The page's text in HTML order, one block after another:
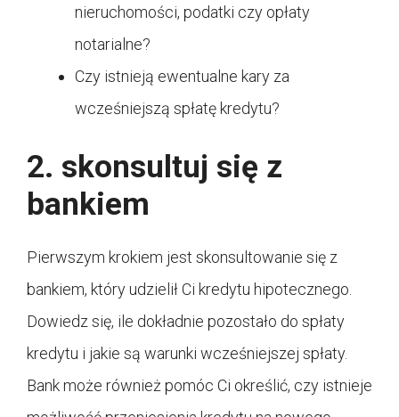
nieruchomości, podatki czy opłaty
notarialne?
Czy istnieją ewentualne kary za
wcześniejszą spłatę kredytu?
2. skonsultuj się z
bankiem
Pierwszym krokiem jest skonsultowanie się z
bankiem, który udzielił Ci kredytu hipotecznego.
Dowiedz się, ile dokładnie pozostało do spłaty
kredytu i jakie są warunki wcześniejszej spłaty.
Bank może również pomóc Ci określić, czy istnieje